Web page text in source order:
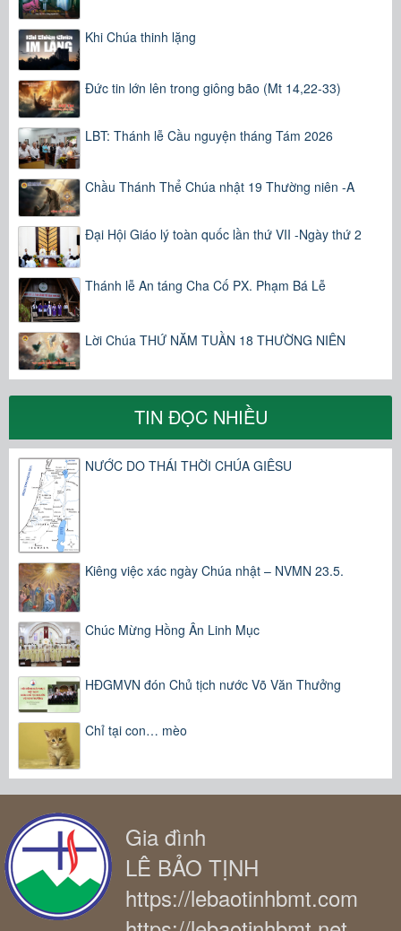
Khi Chúa thinh lặng
Đức tin lớn lên trong giông bão (Mt 14,22-33)
LBT: Thánh lễ Cầu nguyện tháng Tám 2026
Chầu Thánh Thể Chúa nhật 19 Thường niên -A
Đại Hội Giáo lý toàn quốc lần thứ VII -Ngày thứ 2
Thánh lễ An táng Cha Cố PX. Phạm Bá Lễ
Lời Chúa THỨ NĂM TUẦN 18 THƯỜNG NIÊN
TIN ĐỌC NHIỀU
NƯỚC DO THÁI THỜI CHÚA GIÊSU
Kiêng việc xác ngày Chúa nhật – NVMN 23.5.
Chúc Mừng Hồng Ân Linh Mục
HĐGMVN đón Chủ tịch nước Võ Văn Thưởng
Chỉ tại con… mèo
Gia đình
LÊ BẢO TỊNH
https://lebaotinhbmt.com